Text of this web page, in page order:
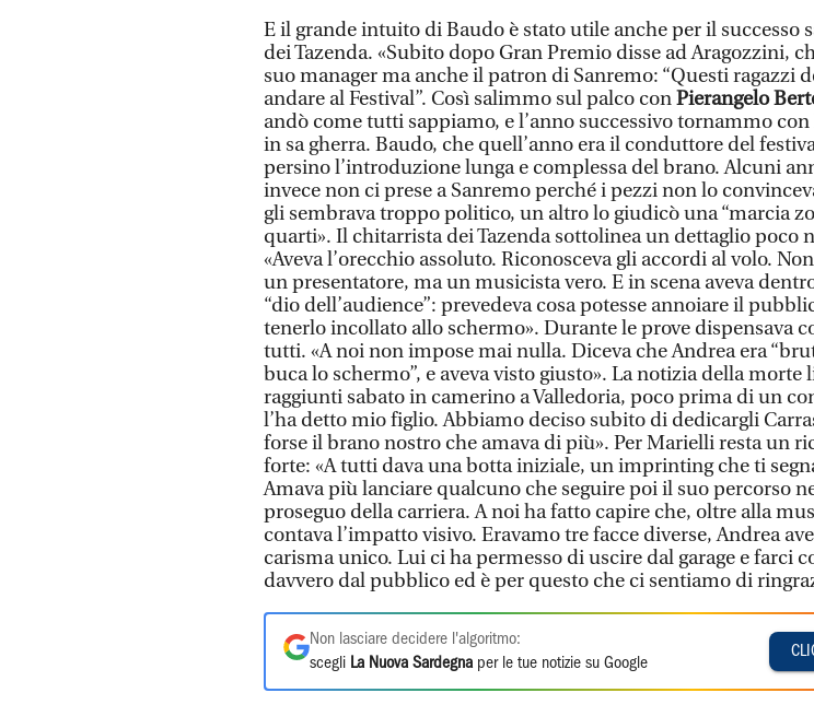
E il grande intuito di Baudo è stato utile anche per il successo
dei Tazenda. «Subito dopo Gran Premio disse ad Aragozzini,
suo manager ma anche il patron di Sanremo: “Questi ragazzi
andare al Festival”. Così salimmo sul palco conPierangelo
andò come tutti sappiamo, e l’anno successivo tornammo
in sa gherra. Baudo, che quell’anno era il conduttore del
persino l’introduzione lunga e complessa del brano. Alcuni
invece non ci prese a Sanremo perché i pezzi non lo
gli sembrava troppo politico, un altro lo giudicò una “marcia
quarti». Il chitarrista dei Tazenda sottolinea un dettaglio poco
«Aveva l’orecchio assoluto. Riconosceva gli accordi al volo.
un presentatore, ma un musicista vero. E in scena aveva
“dio dell’audience”: prevedeva cosa potesse annoiare il
tenerlo incollato allo schermo». Durante le prove dispensava
tutti. «A noi non impose mai nulla. Diceva che Andrea era
buca lo schermo”, e aveva visto giusto». La notizia della morte
raggiunti sabato in camerino a Valledoria, poco prima di un
l’ha detto mio figlio. Abbiamo deciso subito di dedicargli
forse il brano nostro che amava di più». Per Marielli resta un
forte: «A tutti dava una botta iniziale, un imprinting che ti
Amava più lanciare qualcuno che seguire poi il suo percorso
proseguo della carriera. A noi ha fatto capire che, oltre alla
contava l’impatto visivo. Eravamo tre facce diverse, Andrea
carisma unico. Lui ci ha permesso di uscire dal garage e farci
davvero dal pubblico ed è per questo che ci sentiamo di
Non lasciare decidere l'algoritmo:
scegli La Nuova Sardegna per le tue notizie su Google